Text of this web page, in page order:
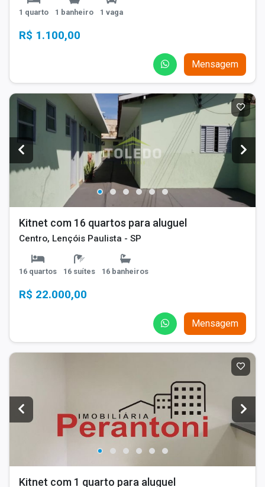
1 quarto 1 banheiro 1 vaga
R$ 1.100,00
Mensagem
Kitnet com 16 quartos para aluguel
Centro, Lençóis Paulista - SP
16 quartos 16 suítes 16 banheiros
R$ 22.000,00
Mensagem
Kitnet com 1 quarto para aluguel